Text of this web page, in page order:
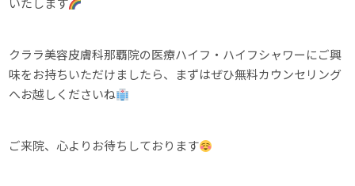
クララ美容皮膚科那覇院の医療ハイフ・ハイフシャワーにご興
味をお持ちいただけましたら、まずはぜひ無料カウンセリング
へお越しくださいね
ご来院、心よりお待ちしております